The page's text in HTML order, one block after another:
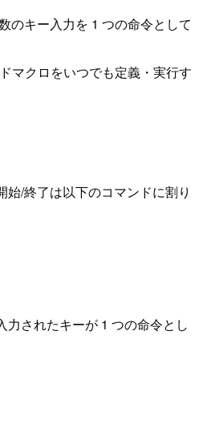
のキー入力を 1 つの命令として
マクロをいつでも定義・実行す
始/終了は以下のコマンドに割り
力されたキーが 1 つの命令とし